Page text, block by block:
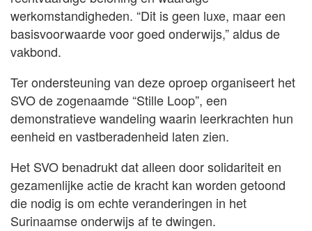
werkomstandigheden. “Dit is geen luxe, maar een
basisvoorwaarde voor goed onderwijs,” aldus de
vakbond.
Ter ondersteuning van deze oproep organiseert het
SVO de zogenaamde “Stille Loop”, een
demonstratieve wandeling waarin leerkrachten hun
eenheid en vastberadenheid laten zien.
Het SVO benadrukt dat alleen door solidariteit en
gezamenlijke actie de kracht kan worden getoond
die nodig is om echte veranderingen in het
Surinaamse onderwijs af te dwingen.